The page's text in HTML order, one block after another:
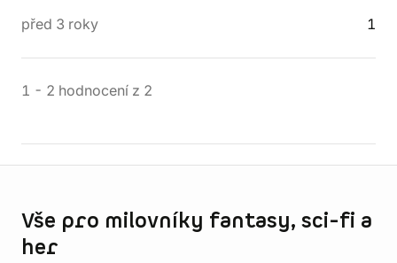
před 3 roky 1
1 - 2 hodnocení z 2
Vše pro milovníky fantasy, sci-fi a
her